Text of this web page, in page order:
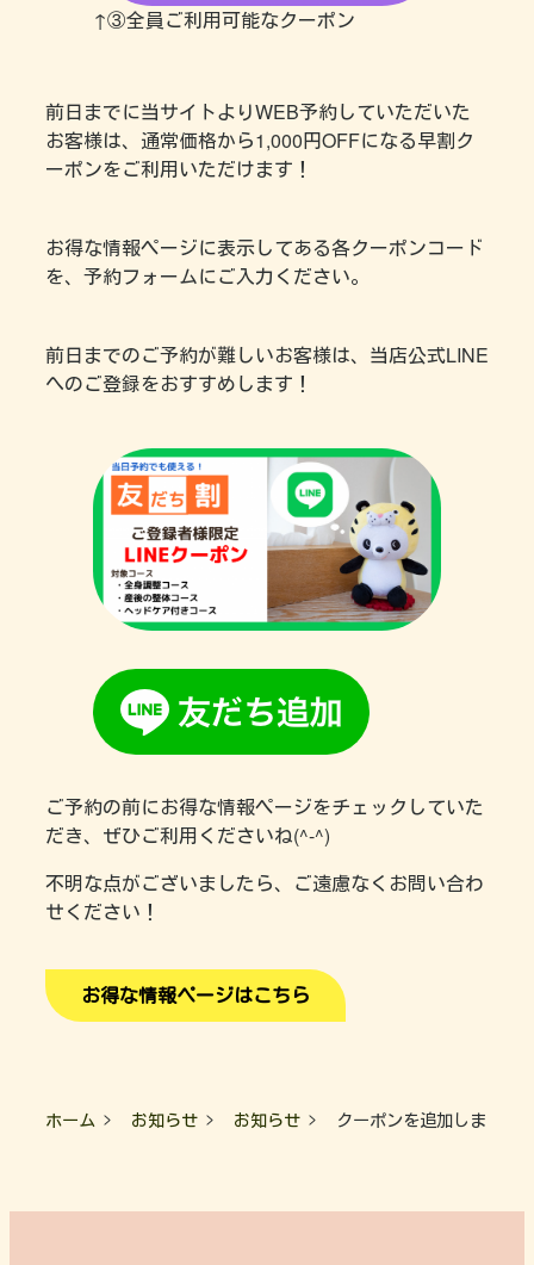
↑③全員ご利用可能なクーポン
前日までに当サイトよりWEB予約していただいた
お客様は、通常価格から1,000円OFFになる早割ク
ーポンをご利用いただけます！
お得な情報ページに表示してある各クーポンコード
を、予約フォームにご入力ください。
前日までのご予約が難しいお客様は、当店公式LINE
へのご登録をおすすめします！
ご予約の前にお得な情報ページをチェックしていた
だき、ぜひご利用くださいね(^-^)
不明な点がございましたら、ご遠慮なくお問い合わ
せください！
お得な情報ページはこちら
ホーム お知らせ お知らせ クーポンを追加しました